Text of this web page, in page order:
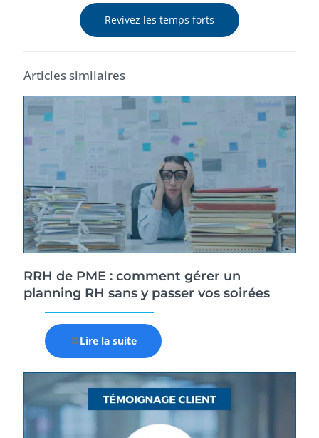
Revivez les temps forts
Articles similaires
RRH de PME : comment gérer un
planning RH sans y passer vos soirées
Lire la suite